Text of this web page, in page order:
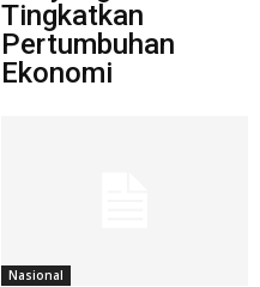
Tingkatkan
Pertumbuhan
Ekonomi
Nasional